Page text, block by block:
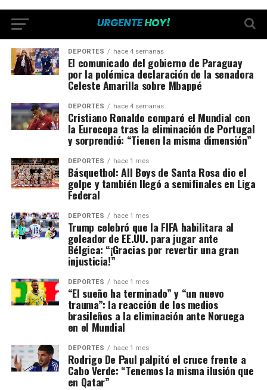
DEPORTES hace 4 semanas
El comunicado del gobierno de Paraguay
por la polémica declaración de la senadora
Celeste Amarilla sobre Mbappé
DEPORTES hace 4 semanas
Cristiano Ronaldo comparó el Mundial con
la Eurocopa tras la eliminación de Portugal
y sorprendió: “Tienen la misma dimensión”
DEPORTES hace 1 mes
Básquetbol: All Boys de Santa Rosa dio el
golpe y también llegó a semifinales en Liga
Federal
DEPORTES hace 1 mes
Trump celebró que la FIFA habilitara al
goleador de EE.UU. para jugar ante
Bélgica: “¡Gracias por revertir una gran
injusticia!”
DEPORTES hace 1 mes
“El sueño ha terminado” y “un nuevo
trauma”: la reacción de los medios
brasileños a la eliminación ante Noruega
en el Mundial
DEPORTES hace 1 mes
Rodrigo De Paul palpitó el cruce frente a
Cabo Verde: “Tenemos la misma ilusión que
en Qatar”